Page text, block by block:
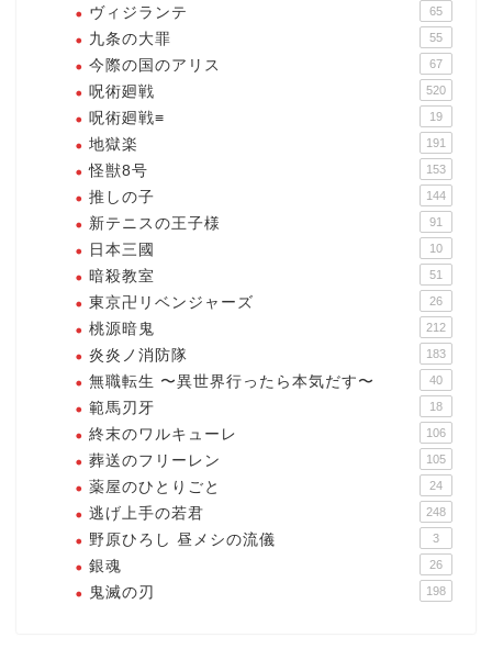
ヴィジランテ 65
九条の大罪 55
今際の国のアリス 67
呪術廻戦 520
呪術廻戦≡ 19
地獄楽 191
怪獣8号 153
推しの子 144
新テニスの王子様 91
日本三國 10
暗殺教室 51
東京卍リベンジャーズ 26
桃源暗鬼 212
炎炎ノ消防隊 183
無職転生 〜異世界行ったら本気だす〜 40
範馬刃牙 18
終末のワルキューレ 106
葬送のフリーレン 105
薬屋のひとりごと 24
逃げ上手の若君 248
野原ひろし 昼メシの流儀 3
銀魂 26
鬼滅の刃 198